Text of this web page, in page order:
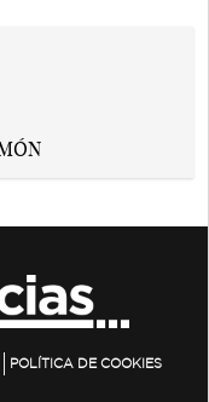
POLÍTICA DE COOKIES